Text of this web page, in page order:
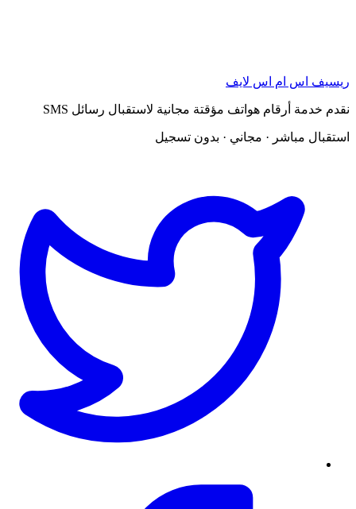
ريسيف اس ام اس لايف
نقدم خدمة أرقام هواتف مؤقتة مجانية لاستقبال رسائل SMS
استقبال مباشر · مجاني · بدون تسجيل